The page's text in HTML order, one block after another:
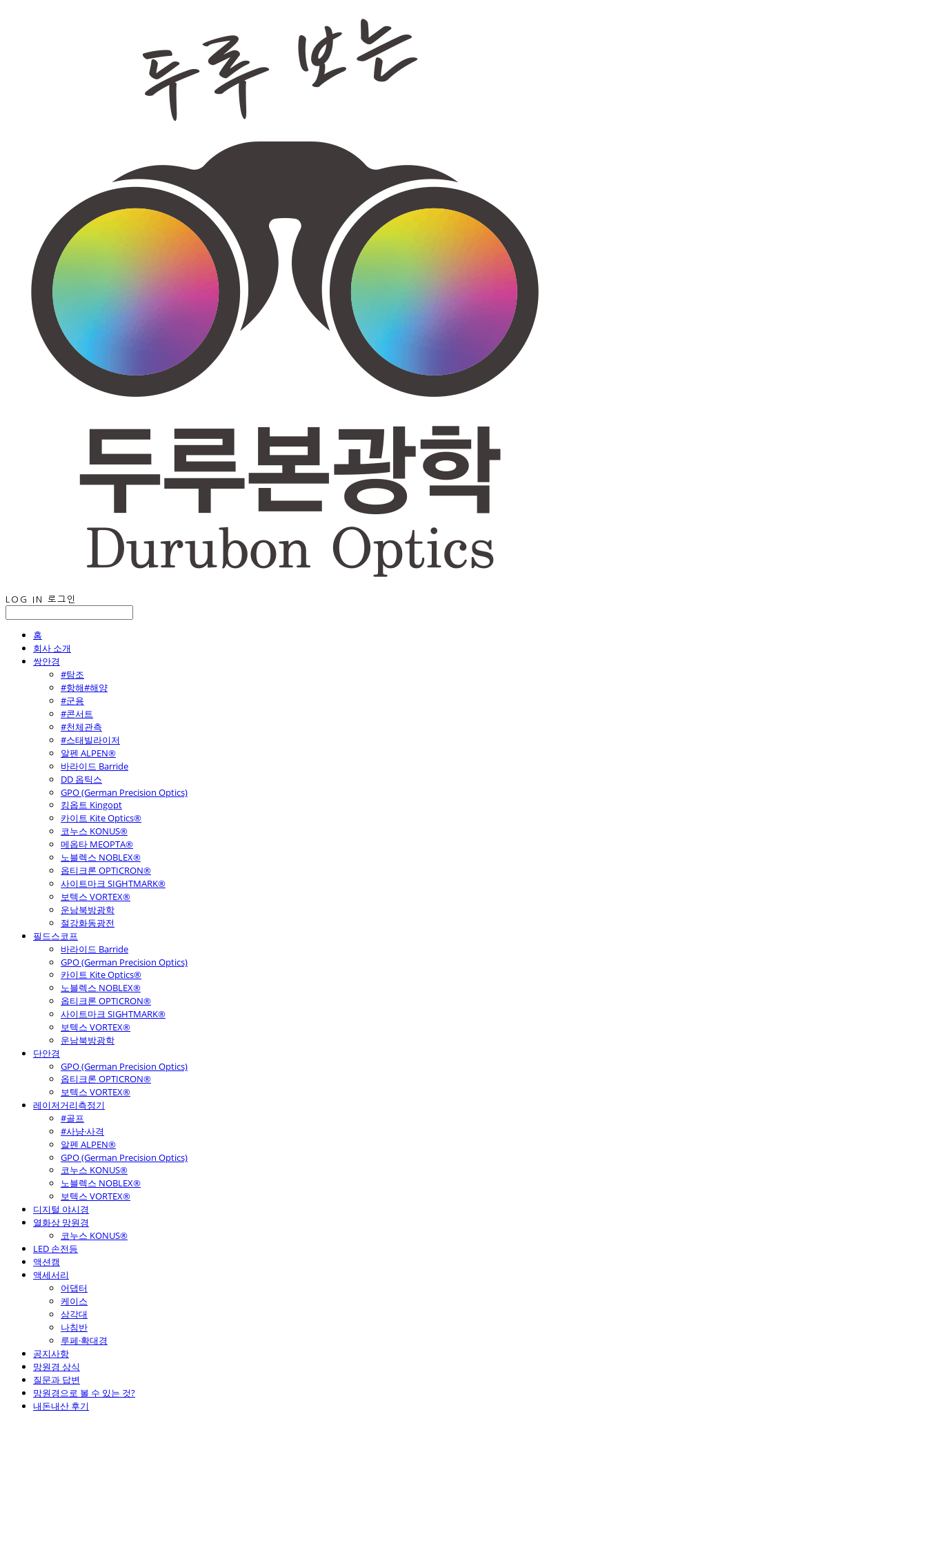
LOG IN 로그인
홈
회사 소개
쌍안경
#탐조
#항해#해양
#군용
#콘서트
#천체관측
#스태빌라이저
알펜 ALPEN®
바라이드 Barride
DD 옵틱스
GPO (German Precision Optics)
킹옵트 Kingopt
카이트 Kite Optics®
코누스 KONUS®
메옵타 MEOPTA®
노블렉스 NOBLEX®
옵티크론 OPTICRON®
사이트마크 SIGHTMARK®
보텍스 VORTEX®
운남북방광학
절강화동광전
필드스코프
바라이드 Barride
GPO (German Precision Optics)
카이트 Kite Optics®
노블렉스 NOBLEX®
옵티크론 OPTICRON®
사이트마크 SIGHTMARK®
보텍스 VORTEX®
운남북방광학
단안경
GPO (German Precision Optics)
옵티크론 OPTICRON®
보텍스 VORTEX®
레이저거리측정기
#골프
#사냥·사격
알펜 ALPEN®
GPO (German Precision Optics)
코누스 KONUS®
노블렉스 NOBLEX®
보텍스 VORTEX®
디지털 야시경
열화상 망원경
코누스 KONUS®
LED 손전등
액션캠
액세서리
어댑터
케이스
삼각대
나침반
루페·확대경
공지사항
망원경 상식
질문과 답변
망원경으로 볼 수 있는 것?
내돈내산 후기